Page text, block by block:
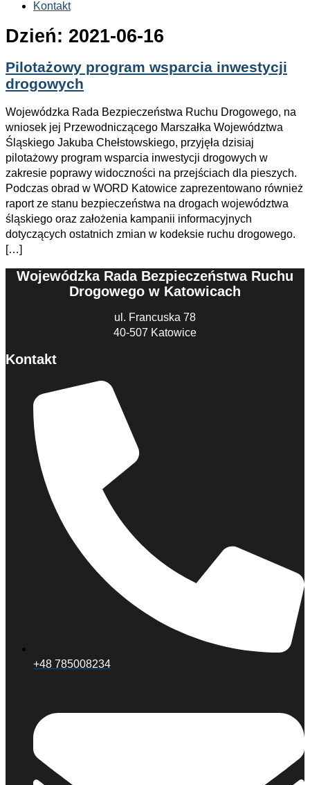
Kontakt
Dzień: 2021-06-16
Pilotażowy program wsparcia inwestycji
drogowych
Wojewódzka Rada Bezpieczeństwa Ruchu Drogowego, na
wniosek jej Przewodniczącego Marszałka Województwa
Śląskiego Jakuba Chełstowskiego, przyjęła dzisiaj
pilotażowy program wsparcia inwestycji drogowych w
zakresie poprawy widoczności na przejściach dla pieszych.
Podczas obrad w WORD Katowice zaprezentowano również
raport ze stanu bezpieczeństwa na drogach województwa
śląskiego oraz założenia kampanii informacyjnych
dotyczących ostatnich zmian w kodeksie ruchu drogowego.
[…]
Wojewódzka Rada Bezpieczeństwa Ruchu
Drogowego w Katowicach
ul. Francuska 78
40-507 Katowice
Kontakt
+48 785008234